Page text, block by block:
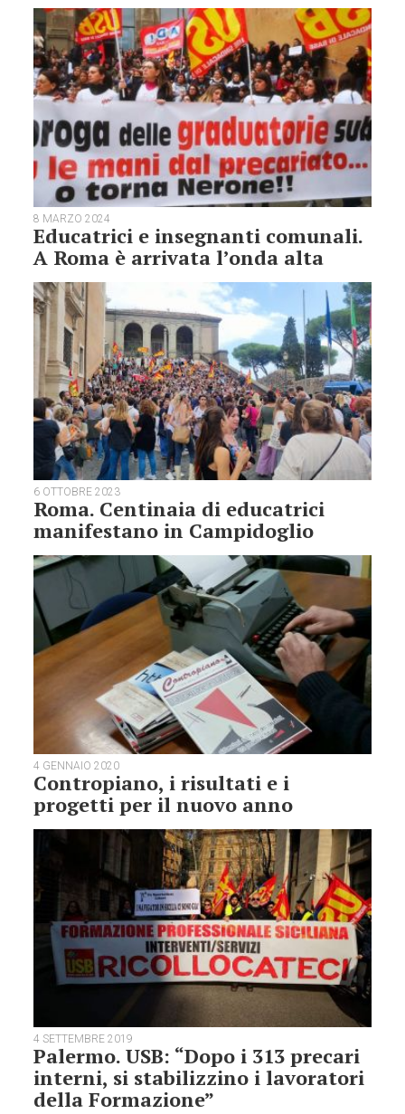
8 MARZO 2024
Educatrici e insegnanti comunali.
A Roma è arrivata l’onda alta
6 OTTOBRE 2023
Roma. Centinaia di educatrici
manifestano in Campidoglio
4 GENNAIO 2020
Contropiano, i risultati e i
progetti per il nuovo anno
4 SETTEMBRE 2019
Palermo. USB: “Dopo i 313 precari
interni, si stabilizzino i lavoratori
della Formazione”